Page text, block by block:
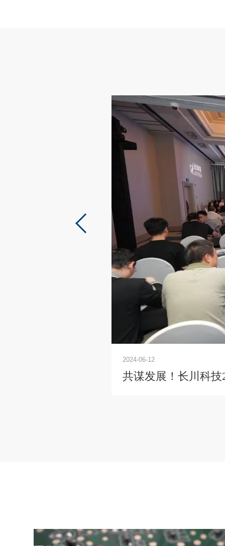
2024-06-12
共谋发展！长川科